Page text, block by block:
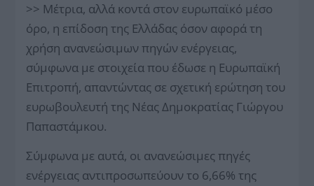
>> Μέτρια, αλλά κοντά στον ευρωπαϊκό μέσο
όρο, η επίδοση της Ελλάδας όσον αφορά τη
χρήση ανανεώσιμων πηγών ενέργειας,
σύμφωνα με στοιχεία που έδωσε η Ευρωπαϊκή
Επιτροπή, απαντώντας σε σχετική ερώτηση του
ευρωβουλευτή της Νέας Δημοκρατίας Γιώργου
Παπαστάμκου.
Σύμφωνα με αυτά, οι ανανεώσιμες πηγές
ενέργειας αντιπροσωπεύουν το 6,66% της